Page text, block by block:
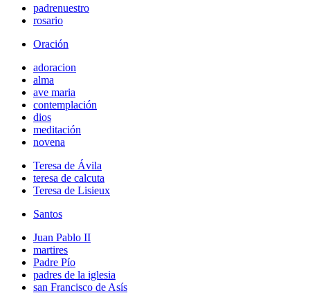
padrenuestro
rosario
Oración
adoracion
alma
ave maria
contemplación
dios
meditación
novena
Teresa de Ávila
teresa de calcuta
Teresa de Lisieux
Santos
Juan Pablo II
martires
Padre Pío
padres de la iglesia
san Francisco de Asís